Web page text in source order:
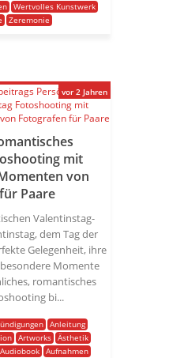
Wertvolles Kunstwerk
Zeremonie
mit
von
Paare
Valentinstag-
dem Tag der
Gelegenheit, ihre
Momente
romantisches
bi...
Anleitung
Artworks
Ästhetik
Audiobook Aufnahmen
vor 2 Jahren